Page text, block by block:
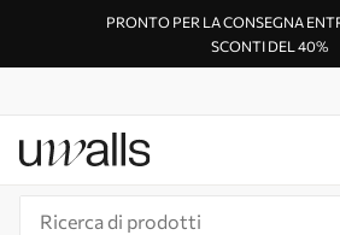
PRONTO PER LA CONSEGNA
SCONTI DEL 40%